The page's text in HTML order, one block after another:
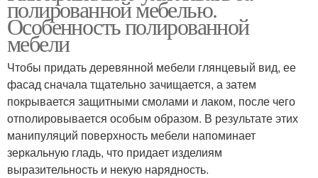
полированной мебелью.
Особенность полированной
мебели
Чтобы придать деревянной мебели глянцевый вид, ее
фасад сначала тщательно зачищается, а затем
покрывается защитными смолами и лаком, после чего
отполировывается особым образом. В результате этих
манипуляций поверхность мебели напоминает
зеркальную гладь, что придает изделиям
выразительность и некую нарядность.